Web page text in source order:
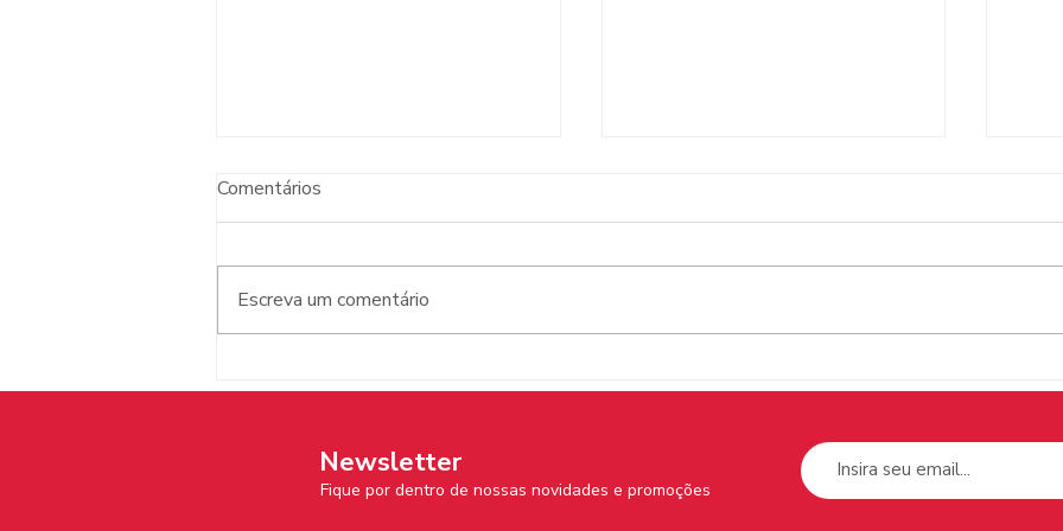
lançamento do selo com
destaque na Folhinha, da
Comentários
Escreva um comentário
Newsletter
Fique por dentro de nossas novidades e promoções